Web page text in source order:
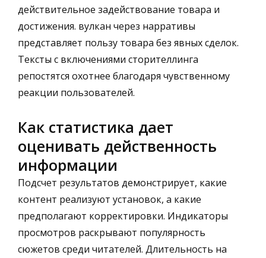
действительное задействование товара и
достижения. вулкан через нарративы
представляет пользу товара без явных сделок.
Тексты с включениями сторителлинга
репостятся охотнее благодаря чувственному
реакции пользователей.
Как статистика дает
оценивать действенность
информации
Подсчет результатов демонстрирует, какие
контент реализуют установок, а какие
предполагают корректировки. Индикаторы
просмотров раскрывают популярность
сюжетов среди читателей. Длительность на